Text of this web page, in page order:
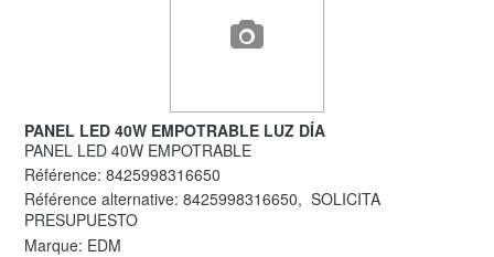
PANEL LED 40W EMPOTRABLE LUZ DÍA
PANEL LED 40W EMPOTRABLE
Référence: 8425998316650
Référence alternative: 8425998316650, SOLICITA
PRESUPUESTO
Marque: EDM